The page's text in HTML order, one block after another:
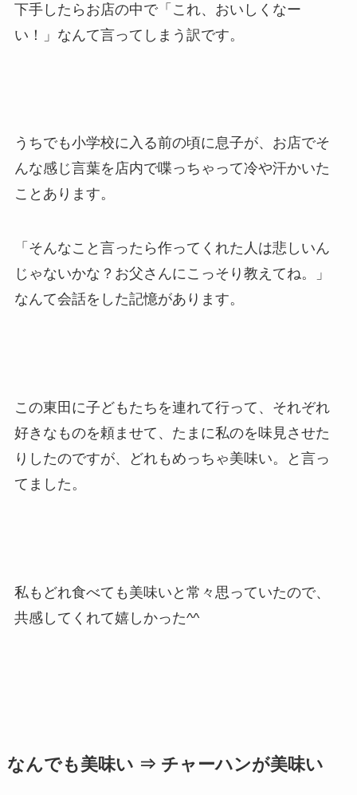
下手したらお店の中で「これ、おいしくなー
い！」なんて言ってしまう訳です。
うちでも小学校に入る前の頃に息子が、お店でそ
んな感じ言葉を店内で喋っちゃって冷や汗かいた
ことあります。
「そんなこと言ったら作ってくれた人は悲しいん
じゃないかな？お父さんにこっそり教えてね。」
なんて会話をした記憶があります。
この東田に子どもたちを連れて行って、それぞれ
好きなものを頼ませて、たまに私のを味見させた
りしたのですが、どれもめっちゃ美味い。と言っ
てました。
私もどれ食べても美味いと常々思っていたので、
共感してくれて嬉しかった^^
なんでも美味い ⇒ チャーハンが美味い